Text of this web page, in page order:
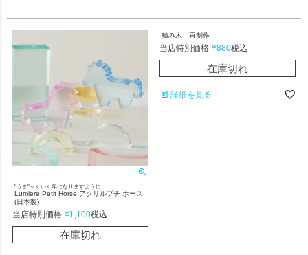
"うま"～くいく年になりますように
Lumiere Petit Horse アクリルプチ ホース
(日本製)
当店特別価格 ¥1,100税込
在庫切れ
積み木 再制作
当店特別価格 ¥880税込
在庫切れ
詳細を見る